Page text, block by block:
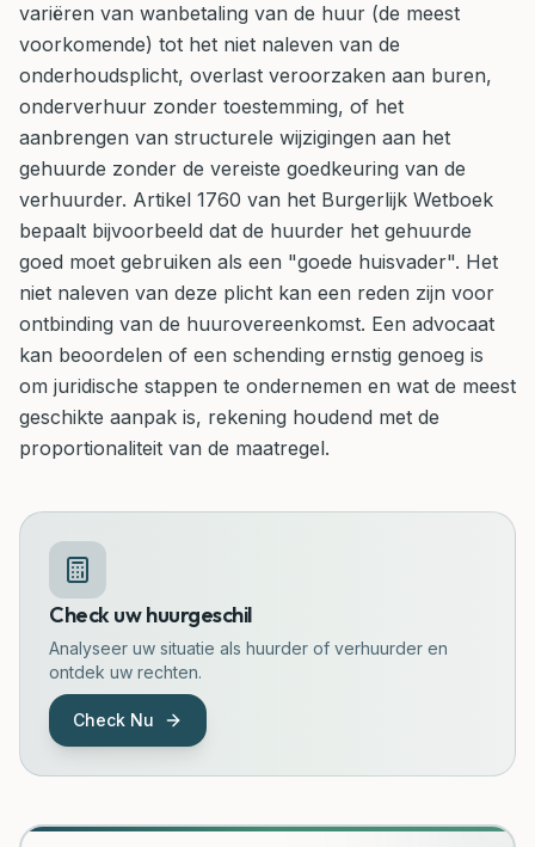
variëren van wanbetaling van de huur (de meest
voorkomende) tot het niet naleven van de
onderhoudsplicht, overlast veroorzaken aan buren,
onderverhuur zonder toestemming, of het
aanbrengen van structurele wijzigingen aan het
gehuurde zonder de vereiste goedkeuring van de
verhuurder. Artikel 1760 van het Burgerlijk Wetboek
bepaalt bijvoorbeeld dat de huurder het gehuurde
goed moet gebruiken als een "goede huisvader". Het
niet naleven van deze plicht kan een reden zijn voor
ontbinding van de huurovereenkomst. Een advocaat
kan beoordelen of een schending ernstig genoeg is
om juridische stappen te ondernemen en wat de meest
geschikte aanpak is, rekening houdend met de
proportionaliteit van de maatregel.
Check uw huurgeschil
Analyseer uw situatie als huurder of verhuurder en
ontdek uw rechten.
Check Nu